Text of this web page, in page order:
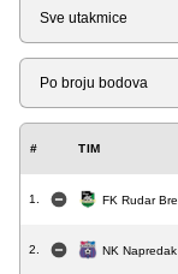
Tip
Liga
# TIM
1. FK Rudar
2. NK Napredak